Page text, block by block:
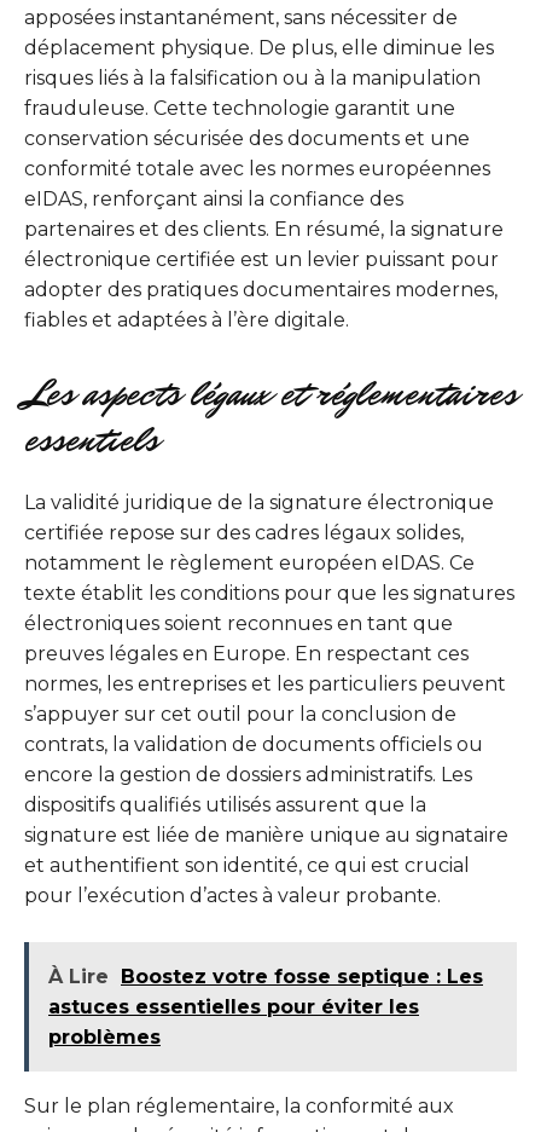
apposées instantanément, sans nécessiter de
déplacement physique. De plus, elle diminue les
risques liés à la falsification ou à la manipulation
frauduleuse. Cette technologie garantit une
conservation sécurisée des documents et une
conformité totale avec les normes européennes
eIDAS, renforçant ainsi la confiance des
partenaires et des clients. En résumé, la signature
électronique certifiée est un levier puissant pour
adopter des pratiques documentaires modernes,
fiables et adaptées à l’ère digitale.
Les aspects légaux et réglementaires
essentiels
La validité juridique de la signature électronique
certifiée repose sur des cadres légaux solides,
notamment le règlement européen eIDAS. Ce
texte établit les conditions pour que les signatures
électroniques soient reconnues en tant que
preuves légales en Europe. En respectant ces
normes, les entreprises et les particuliers peuvent
s’appuyer sur cet outil pour la conclusion de
contrats, la validation de documents officiels ou
encore la gestion de dossiers administratifs. Les
dispositifs qualifiés utilisés assurent que la
signature est liée de manière unique au signataire
et authentifient son identité, ce qui est crucial
pour l’exécution d’actes à valeur probante.
À Lire
Boostez votre fosse septique : Les
astuces essentielles pour éviter les
problèmes
Sur le plan réglementaire, la conformité aux